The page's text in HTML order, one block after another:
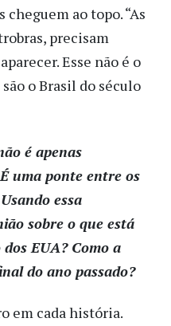
ao topo. “As
precisam
Esse não é o
o Brasil do século
é apenas
uma ponte entre os
essa
sobre o que está
EUA? Como a
do ano passado?
em cada história.